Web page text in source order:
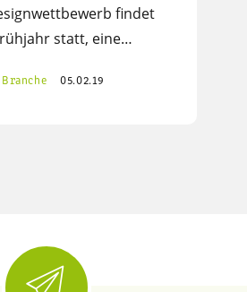
findet
statt, eine…
05.02.19